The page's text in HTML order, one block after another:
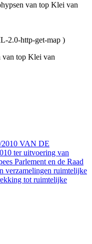
van top Klei van
2.0-http-get-map )
top Klei van
VAN DE
ter uitvoering van
Parlement en de Raad
verzamelingen ruimtelijke
tot ruimtelijke